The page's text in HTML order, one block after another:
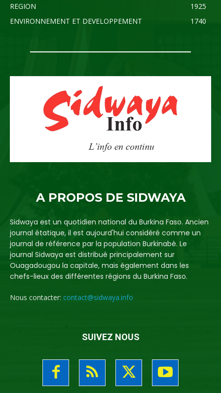
REGION
1925
ENVIRONNEMENT ET DEVELOPPEMENT
1740
A PROPOS DE SIDWAYA
Sidwaya est un quotidien national du Burkina Faso. Ancien
journal étatique, il est aujourd'hui considéré comme un
journal de référence par la population Burkinabè. Le
journal Sidwaya est distribué principalement sur
Ouagadougou la capitale, mais également dans les
chefs-lieux des différentes régions du Burkina Faso.
Nous contacter: contact@sidwaya.info
SUIVEZ NOUS